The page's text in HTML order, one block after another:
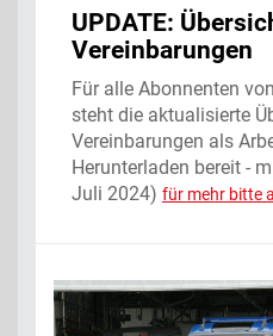
UPDATE:
Vereinbarungen
Für alle Abonnenten
steht die aktualisierte
Vereinbarungen als
Herunterladen bereit -
Juli 2024) für mehr bitte